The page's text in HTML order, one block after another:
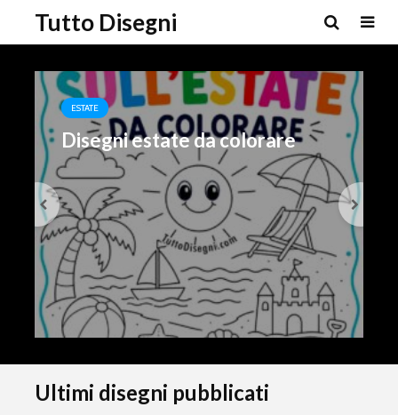
Tutto Disegni
ESTATE
Disegni estate da colorare
Ultimi disegni pubblicati